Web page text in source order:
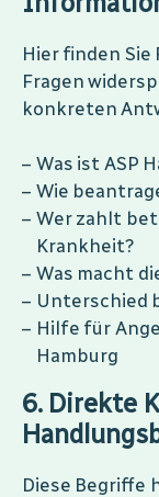
Hier finden
Fragen
konkreten
Was ist ASP
Wie
Wer zahlt
Krankheit?
Was macht
Unterschied
Hilfe für
Hamburg
6. Direkte
Diese Begriffe